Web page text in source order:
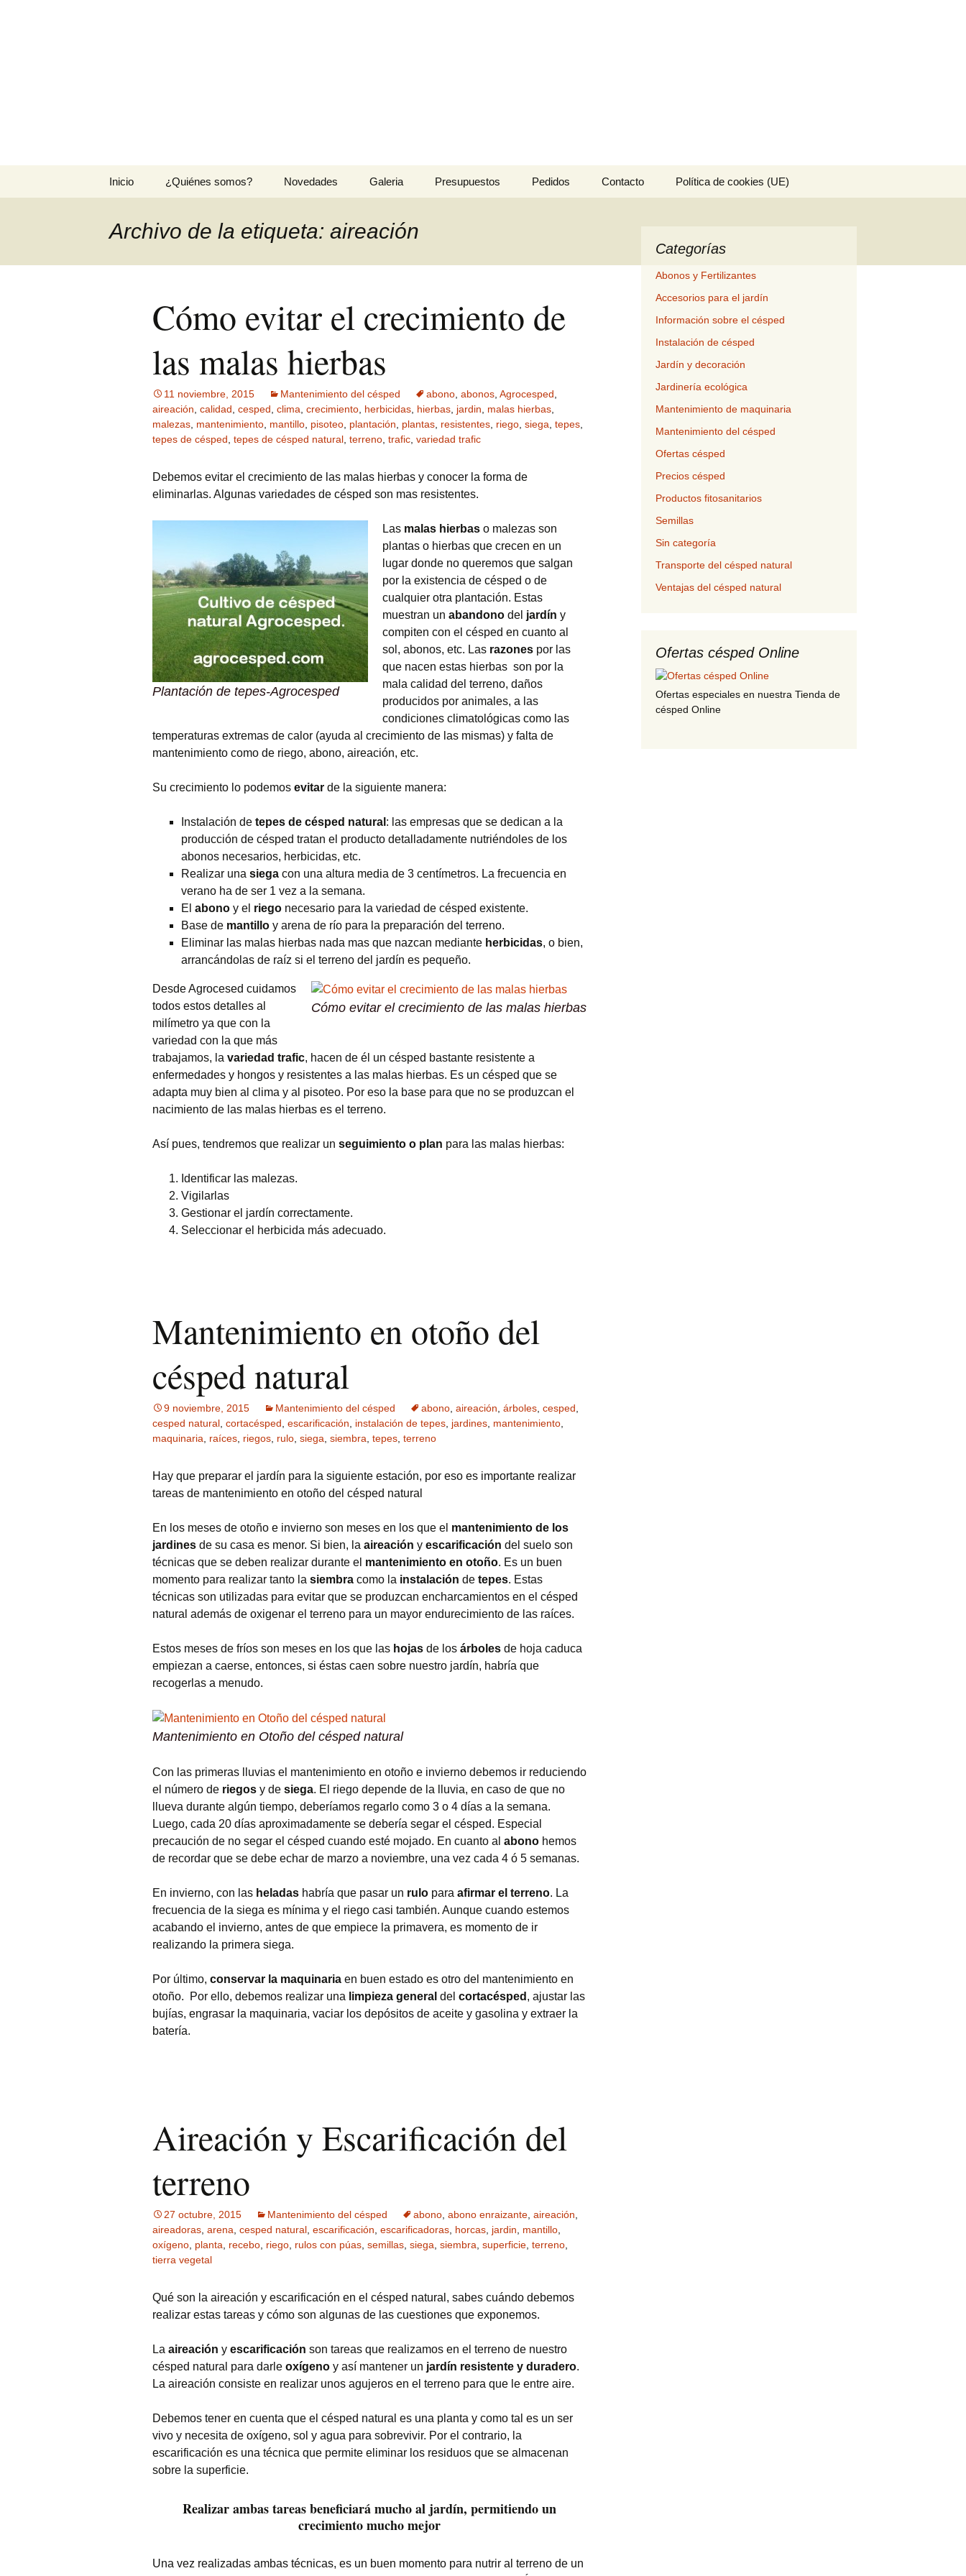
Inicio ¿Quiénes somos? Novedades Galeria Presupuestos Pedidos Contacto Política de cookies (UE)
Archivo de la etiqueta: aireación
Cómo evitar el crecimiento de
las malas hierbas
11 noviembre, 2015 Mantenimiento del césped abono abonos Agrocesped
aireación calidad cesped clima crecimiento herbicidas hierbas jardin malas hierbas
malezas mantenimiento mantillo pisoteo plantación plantas resistentes riego siega tepes
tepes de césped tepes de césped natural terreno trafic variedad trafic
Debemos evitar el crecimiento de las malas hierbas y conocer la forma de
eliminarlas. Algunas variedades de césped son mas resistentes.
Plantación de tepes-Agrocesped
Las malas hierbas o malezas son
plantas o hierbas que crecen en un
lugar donde no queremos que salgan
por la existencia de césped o de
cualquier otra plantación. Estas
muestran un abandono del jardín y
compiten con el césped en cuanto al
sol, abonos, etc. Las razones por las
que nacen estas hierbas son por la
mala calidad del terreno, daños
producidos por animales, a las
condiciones climatológicas como las
temperaturas extremas de calor (ayuda al crecimiento de las mismas) y falta de
mantenimiento como de riego, abono, aireación, etc.
Su crecimiento lo podemos evitar de la siguiente manera:
Instalación de tepes de césped natural : las empresas que se dedican a la
producción de césped tratan el producto detalladamente nutriéndoles de los
abonos necesarios, herbicidas, etc.
Realizar una siega con una altura media de 3 centímetros. La frecuencia en
verano ha de ser 1 vez a la semana.
El abono y el riego necesario para la variedad de césped existente.
Base de mantillo y arena de río para la preparación del terreno.
Eliminar las malas hierbas nada mas que nazcan mediante herbicidas, o bien,
arrancándolas de raíz si el terreno del jardín es pequeño.
Cómo evitar el crecimiento de las malas hierbas
Desde Agrocesed cuidamos
todos estos detalles al
milímetro ya que con la
variedad con la que más
trabajamos, la variedad trafic, hacen de él un césped bastante resistente a
enfermedades y hongos y resistentes a las malas hierbas. Es un césped que se
adapta muy bien al clima y al pisoteo. Por eso la base para que no se produzcan el
nacimiento de las malas hierbas es el terreno.
Así pues, tendremos que realizar un seguimiento o plan para las malas hierbas:
Identificar las malezas.
Vigilarlas
Gestionar el jardín correctamente.
Seleccionar el herbicida más adecuado.
Mantenimiento en otoño del
césped natural
9 noviembre, 2015 Mantenimiento del césped abono aireación árboles cesped
cesped natural cortacésped escarificación instalación de tepes jardines mantenimiento
maquinaria
raíces riegos rulo siega siembra tepes terreno
Hay que preparar el jardín para la siguiente estación, por eso es importante realizar
tareas de mantenimiento en otoño del césped natural
En los meses de otoño e invierno son meses en los que el mantenimiento de los
jardines de su casa es menor. Si bien, la aireación y escarificación del suelo son
técnicas que se deben realizar durante el mantenimiento en otoño. Es un buen
momento para realizar tanto la siembra como la instalación de tepes. Estas
técnicas son utilizadas para evitar que se produzcan encharcamientos en el césped
natural además de oxigenar el terreno para un mayor endurecimiento de las raíces.
Estos meses de fríos son meses en los que las hojas de los árboles de hoja caduca
empiezan a caerse, entonces, si éstas caen sobre nuestro jardín, habría que
recogerlas a menudo.
Mantenimiento en Otoño del césped natural
Con las primeras lluvias el mantenimiento en otoño e invierno debemos ir reduciendo
el número de riegos y de siega. El riego depende de la lluvia, en caso de que no
llueva durante algún tiempo, deberíamos regarlo como 3 o 4 días a la semana.
Luego, cada 20 días aproximadamente se debería segar el césped. Especial
precaución de no segar el césped cuando esté mojado. En cuanto al abono hemos
de recordar que se debe echar de marzo a noviembre, una vez cada 4 ó 5 semanas.
En invierno, con las heladas habría que pasar un rulo para afirmar el terreno. La
frecuencia de la siega es mínima y el riego casi también. Aunque cuando estemos
acabando el invierno, antes de que empiece la primavera, es momento de ir
realizando la primera siega.
Por último, conservar la maquinaria en buen estado es otro del mantenimiento en
otoño. Por ello, debemos realizar una limpieza general del cortacésped , ajustar las
bujías, engrasar la maquinaria, vaciar los depósitos de aceite y gasolina y extraer la
batería.
Aireación y Escarificación del
terreno
27 octubre, 2015 Mantenimiento del césped abono abono enraizante aireación
aireadoras arena cesped natural escarificación escarificadoras horcas jardin mantillo
oxígeno planta recebo riego rulos con púas semillas siega siembra superficie terreno
tierra vegetal
Qué son la aireación y escarificación en el césped natural, sabes cuándo debemos
realizar estas tareas y cómo son algunas de las cuestiones que exponemos.
La aireación y escarificación son tareas que realizamos en el terreno de nuestro
césped natural para darle oxígeno y así mantener un jardín resistente y duradero.
La aireación consiste en realizar unos agujeros en el terreno para que le entre aire.
Debemos tener en cuenta que el césped natural es una planta y como tal es un ser
vivo y necesita de oxígeno, sol y agua para sobrevivir. Por el contrario, la
escarificación es una técnica que permite eliminar los residuos que se almacenan
sobre la superficie.
Realizar ambas tareas beneficiará mucho al jardín, permitiendo un
crecimiento mucho mejor
Una vez realizadas ambas técnicas, es un buen momento para nutrir al terreno de un
Categorías
Abonos y Fertilizantes
Accesorios para el jardín
Información sobre el césped
Instalación de césped
Jardín y decoración
Jardinería ecológica
Mantenimiento de maquinaria
Mantenimiento del césped
Ofertas césped
Precios césped
Productos fitosanitarios
Semillas
Sin categoría
Transporte del césped natural
Ventajas del césped natural
Ofertas césped Online
Ofertas especiales en nuestra Tienda de
césped Online